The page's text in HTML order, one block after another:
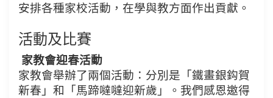
安排各種家校活動，在學與教方面作出貢獻。
活動及比賽
家教會迎春活動
家教會舉辦了兩個活動：分別是「鐵畫銀鈎賀
新春」和「馬蹄噠噠迎新歲」。我們感恩邀得